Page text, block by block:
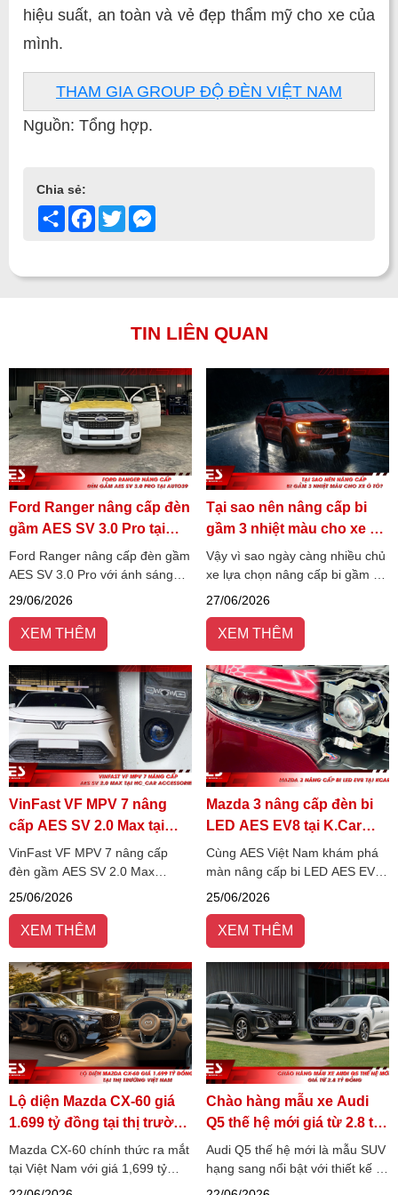
hiệu suất, an toàn và vẻ đẹp thẩm mỹ cho xe của
mình.
THAM GIA GROUP ĐỘ ĐÈN VIỆT NAM
Nguồn: Tổng hợp.
Chia sẻ:
Share Facebook
Twitter
TIN LIÊN QUAN
Ford Ranger nâng cấp đèn
gầm AES SV 3.0 Pro tại
Auto39
Ford Ranger nâng cấp đèn gầm
AES SV 3.0 Pro với ánh sáng
4800K bám đường, trợ pha Elip
an toàn khi lái xe ban đêm.
29/06/2026
XEM THÊM
Tại sao nên nâng cấp bi
gầm 3 nhiệt màu cho xe ô
tô?
Vậy vì sao ngày càng nhiều chủ
xe lựa chọn nâng cấp bi gầm 3
nhiệt màu thay vì các dòng đèn
Hãy cùng AES Việt Nam tìm
hiểu ngay!
27/06/2026
XEM THÊM
VinFast VF MPV 7 nâng
cấp AES SV 2.0 Max tại
HC_Car accessories
VinFast VF MPV 7 nâng cấp
đèn gầm AES SV 2.0 Max
không chỉ giúp cải thiện tầm
và trải nghiệm lái xe thực tế.
25/06/2026
XEM THÊM
Mazda 3 nâng cấp đèn bi
LED AES EV8 tại K.Car
Auto
Cùng AES Việt Nam khám phá
màn nâng cấp bi LED AES EV8
cho Mazda 3 tại K.Car Auto và
quả chiếu sáng cũng như tính
thẩm mỹ mà giải pháp này
mang lại.
25/06/2026
XEM THÊM
Lộ diện Mazda CX-60 giá
1.699 tỷ đồng tại thị trường
Việt Nam
Mazda CX-60 chính thức ra mắt
tại Việt Nam với giá 1,699 tỷ
đồng, nổi bật với động cơ I6
Chào hàng mẫu xe Audi
Q5 thế hệ mới giá từ 2.8 tỷ
đồng
Audi Q5 thế hệ mới là mẫu SUV
hạng sang nổi bật với thiết kế S
line thể thao, công nghệ hiện